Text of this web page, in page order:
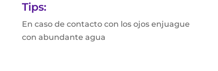
Tips:
En caso de contacto con los ojos enjuague
con abundante agua